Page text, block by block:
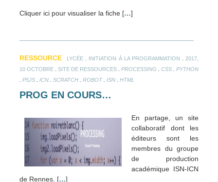
Cliquer ici pour visualiser la fiche […]
RESSOURCE LYCÉE INITIATION À LA PROGRAMMATION .2017,
10 OCTOBRE
SITE DE RESSOURCES PROCESSING CSS PYTHON
P5JS ICN SCRATCH ROBOT. ISN HTML
PROG EN COURS…
En partage, un site
collaboratif dont les
éditeurs sont les
membres du groupe
de production
académique ISN-ICN
de Rennes. […]